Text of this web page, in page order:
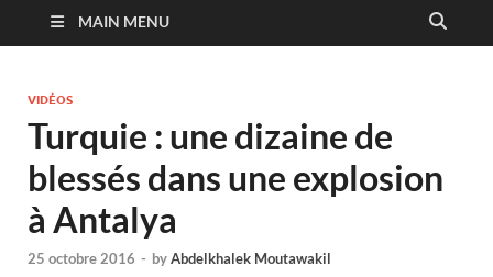
MAIN MENU
VIDÉOS
Turquie : une dizaine de
blessés dans une explosion
à Antalya
25 octobre 2016 - byAbdelkhalek Moutawakil